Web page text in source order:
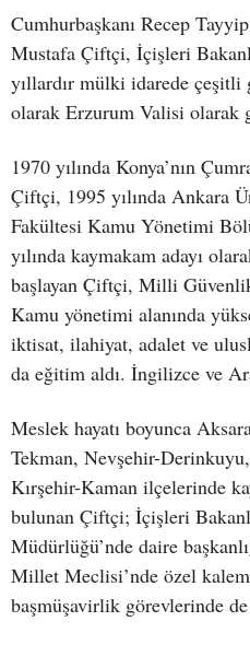
Cumhurbaşkanı Recep
Mustafa Çiftçi, İçişleri
yıllardır mülki idarede
olarak Erzurum Valisi olarak
1970 yılında Konya’nın
Çiftçi, 1995 yılında Ankara
Fakültesi Kamu Yönetimi
yılında kaymakam adayı
başlayan Çiftçi, Milli
Kamu yönetimi alanında
iktisat, ilahiyat, adalet ve
da eğitim aldı. İngilizce ve
Meslek hayatı boyunca
Tekman, Nevşehir-
Kırşehir-Kaman ilçelerinde
bulunan Çiftçi; İçişleri
Müdürlüğü’nde daire
Millet Meclisi’nde özel
başmüşavirlik görevlerinde